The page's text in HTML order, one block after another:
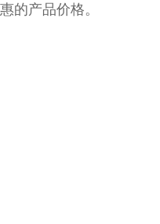
惠的产品价格。